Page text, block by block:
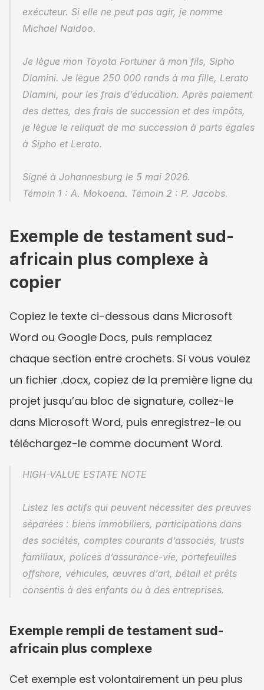
exécuteur. Si elle ne peut pas agir, je nomme
Michael Naidoo.
Je lègue mon Toyota Fortuner à mon fils, Sipho
Dlamini. Je lègue 250 000 rands à ma fille, Lerato
Dlamini, pour les frais d’éducation. Après paiement
des dettes, des frais de succession et des impôts,
je lègue le reliquat de ma succession à parts égales
à Sipho et Lerato.
Signé à Johannesburg le 5 mai 2026.
Témoin 1 : A. Mokoena. Témoin 2 : P. Jacobs.
Exemple de testament sud-
africain plus complexe à
copier
Copiez le texte ci-dessous dans Microsoft
Word ou Google Docs, puis remplacez
chaque section entre crochets. Si vous voulez
un fichier .docx, copiez de la première ligne du
projet jusqu’au bloc de signature, collez-le
dans Microsoft Word, puis enregistrez-le ou
téléchargez-le comme document Word.
HIGH-VALUE ESTATE NOTE
Listez les actifs qui peuvent nécessiter des preuves
séparées : biens immobiliers, participations dans
des sociétés, comptes courants d’associés, trusts
familiaux, polices d’assurance-vie, portefeuilles
offshore, véhicules, œuvres d’art, bétail et prêts
consentis à des enfants ou à des entreprises.
Exemple rempli de testament sud-
africain plus complexe
Cet exemple est volontairement un peu plus